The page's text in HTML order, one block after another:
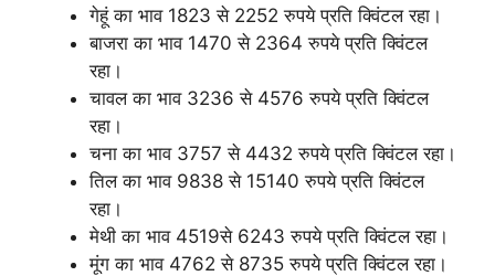
गेहूं का भाव 1823 से 2252 रुपये प्रति क्विंटल रहा।
बाजरा का भाव 1470 से 2364 रुपये प्रति क्विंटल
रहा।
चावल का भाव 3236 से 4576 रुपये प्रति क्विंटल
रहा।
चना का भाव 3757 से 4432 रुपये प्रति क्विंटल रहा।
तिल का भाव 9838 से 15140 रुपये प्रति क्विंटल
रहा।
मेथी का भाव 4519से 6243 रुपये प्रति क्विंटल रहा।
मूंग का भाव 4762 से 8735 रुपये प्रति क्विंटल रहा।